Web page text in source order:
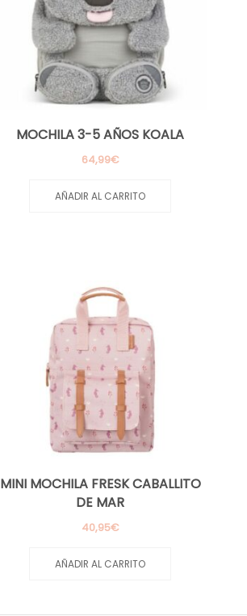
MOCHILA 3-5 AÑOS KOALA
64,99€
AÑADIR AL CARRITO
MINI MOCHILA FRESK CABALLITO
DE MAR
40,95€
AÑADIR AL CARRITO